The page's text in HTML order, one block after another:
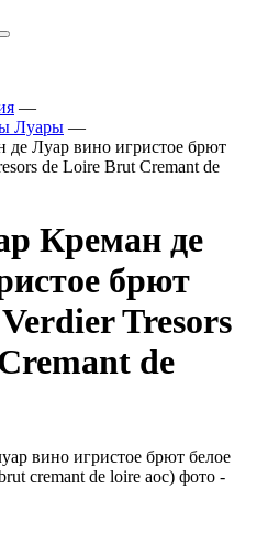
—
Луары —
де Луар вино игристое брют
de Loire Brut Cremant de
Креман де
брют
Tresors
de